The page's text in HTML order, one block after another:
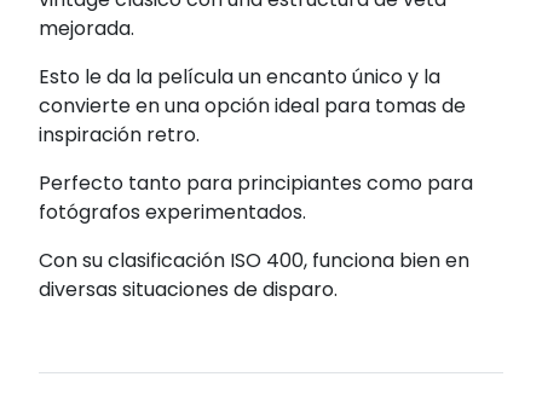
mejorada.
Esto le da la película un encanto único y la
convierte en una opción ideal para tomas de
inspiración retro.
Perfecto tanto para principiantes como para
fotógrafos experimentados.
Con su clasificación ISO 400, funciona bien en
diversas situaciones de disparo.